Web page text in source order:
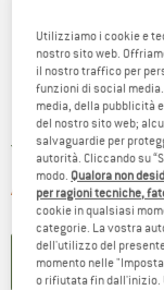
Prezzo:
180,45€ incl. IVA
Nessuna spesa
Articolo purtroppo
Utilizziamo i cookie e
nostro sito web.
il nostro traffico per
funzioni di social
media, della pubblicità
del nostro sito web;
salvaguardie per
autorità. Cliccando su
modo. Qualora non
per ragioni tecniche,
cookie in qualsiasi
categorie. La vostra
dell'utilizzo del
momento nelle
o rifiutata fin dall'inizio.